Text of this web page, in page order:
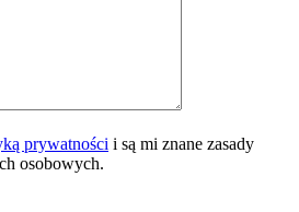
prywatności i są mi znane zasady
osobowych.